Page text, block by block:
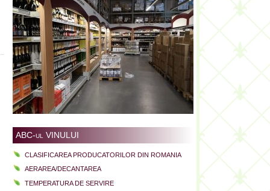
ABC-ul VINULUI
CLASIFICAREA PRODUCATORILOR DIN ROMANIA
AERAREA/DECANTAREA
TEMPERATURA DE SERVIRE